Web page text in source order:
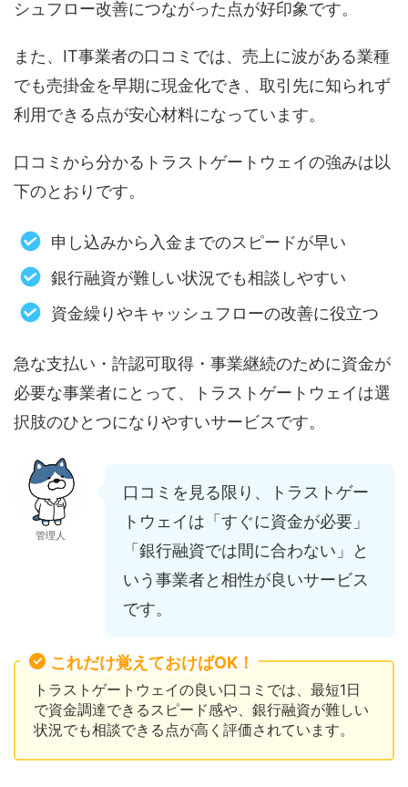
シュフロー改善につながった点が好印象です。
また、IT事業者の口コミでは、売上に波がある業種
でも売掛金を早期に現金化でき、取引先に知られず
利用できる点が安心材料になっています。
口コミから分かるトラストゲートウェイの強みは以
下のとおりです。
申し込みから入金までのスピードが早い
銀行融資が難しい状況でも相談しやすい
資金繰りやキャッシュフローの改善に役立つ
急な支払い・許認可取得・事業継続のために資金が
必要な事業者にとって、トラストゲートウェイは選
択肢のひとつになりやすいサービスです。
管理人
口コミを見る限り、トラストゲー
トウェイは「すぐに資金が必要」
「銀行融資では間に合わない」と
いう事業者と相性が良いサービス
です。
これだけ覚えておけばOK！
トラストゲートウェイの良い口コミでは、最短1日
で資金調達できるスピード感や、銀行融資が難しい
状況でも相談できる点が高く評価されています。